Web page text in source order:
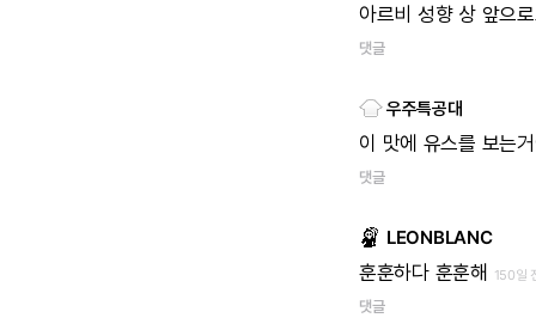
아르비 성향 상 앞으
댓글
우주특공대
이 맛에 유스를 보는
댓글
LEONBLANC
훈훈하다 훈훈해 150일
댓글